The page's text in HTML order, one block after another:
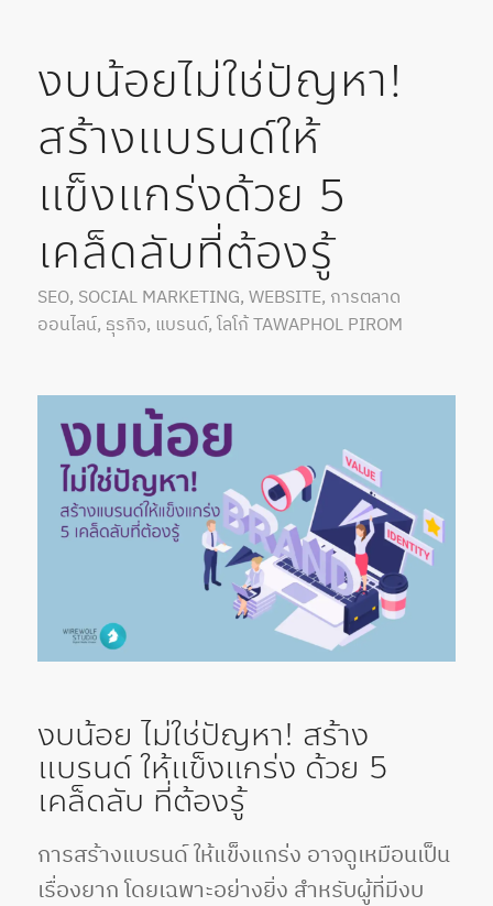
งบน้อยไม่ใช่ปัญหา!
สร้างแบรนด์ให้
แข็งแกร่งด้วย 5
เคล็ดลับที่ต้องรู้
SEO, SOCIAL MARKETING, WEBSITE, การตลาด
ออนไลน์, ธุรกิจ, แบรนด์, โลโก้ TAWAPHOL PIROM
งบน้อย ไม่ใช่ปัญหา! สร้าง
แบรนด์ ให้แข็งแกร่ง ด้วย 5
เคล็ดลับ ที่ต้องรู้
การสร้างแบรนด์ ให้แข็งแกร่ง อาจดูเหมือนเป็น
เรื่องยาก โดยเฉพาะอย่างยิ่ง สำหรับผู้ที่มีงบ